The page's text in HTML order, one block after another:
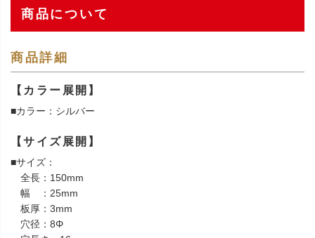
商品について
商品詳細
【カラー展開】
■カラー：シルバー
【サイズ展開】
■サイズ：
全長：150mm
幅 ：25mm
板厚：3mm
穴径：8Φ